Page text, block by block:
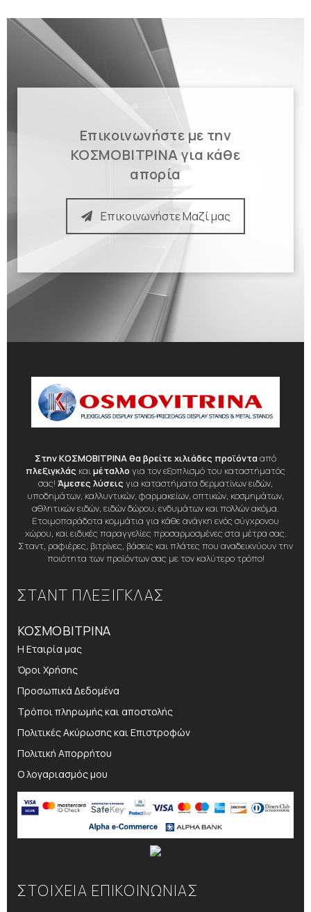
Επικοινωνήστε με την
ΚΟΣΜΟΒΙΤΡΙΝΑ για κάθε
απορία
Επικοινωνήστε Μαζί μας
Στην ΚΟΣΜΟΒΙΤΡΙΝΑ θα βρείτε χιλιάδες προϊόντααπό
πλεξιγκλάς καιμέταλλο για τον εξοπλισμό του καταστήματός
σας! Άμεσες λύσεις για καταστήματα δερματίνων ειδών,
υποδημάτων, καλλυντικών, φαρμακείων, οπτικών, κοσμημάτων,
αθλητικών ειδών, ειδών δώρου, ενδυμάτων και πολλών ακόμα.
Ετοιμοπαράδοτα κομμάτια για κάθε ανάγκη ενός σύγχρονου
χώρου, και ειδικές παραγγελίες προσαρμοσμένες στα μέτρα σας.
Σταντ, ραφιέρες, βιτρίνες, βάσεις και πλάτες που αναδεικνύουν την
ποιότητα των προϊόντων σας με τον καλύτερο τρόπο!
ΣΤΑΝΤ ΠΛΕΞΙΓΚΛΑΣ
ΚΟΣΜΟΒΙΤΡΙΝΑ
Η Εταιρία μας
Όροι Χρήσης
Προσωπικά Δεδομένα
Τρόποι πληρωμής και αποστολής
Πολιτικές Ακύρωσης και Επιστροφών
Πολιτική Απορρήτου
Ο λογαριασμός μου
ΣΤΟΙΧΕΙΑ ΕΠΙΚΟΙΝΩΝΙΑΣ